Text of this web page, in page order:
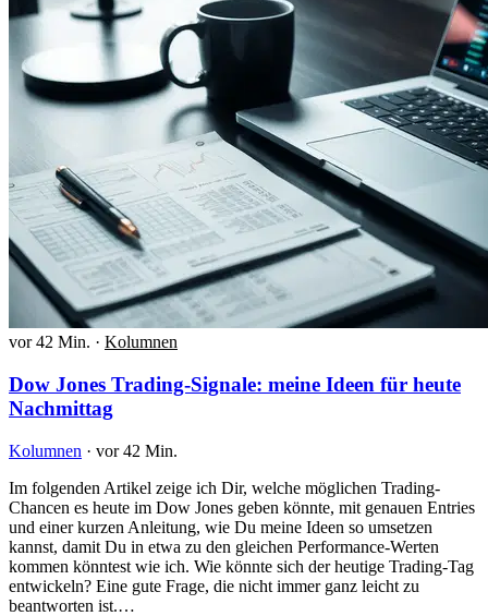
vor 42 Min. · Kolumnen
Dow Jones Trading-Signale: meine Ideen für heute
Nachmittag
Kolumnen · vor 42 Min.
Im folgenden Artikel zeige ich Dir, welche möglichen Trading-
Chancen es heute im Dow Jones geben könnte, mit genauen Entries
und einer kurzen Anleitung, wie Du meine Ideen so umsetzen
kannst, damit Du in etwa zu den gleichen Performance-Werten
kommen könntest wie ich. Wie könnte sich der heutige Trading-Tag
entwickeln? Eine gute Frage, die nicht immer ganz leicht zu
beantworten ist.…